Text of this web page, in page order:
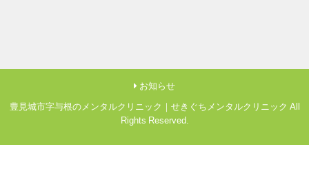
お知らせ
豊見城市字与根のメンタルクリニック｜せきぐちメンタルクリニック All
Rights Reserved.